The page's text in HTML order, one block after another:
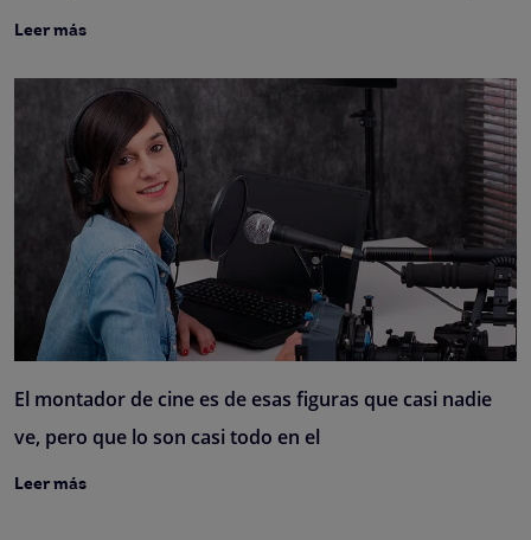
Leer más
El montador de cine es de esas figuras que casi nadie
ve, pero que lo son casi todo en el
Leer más